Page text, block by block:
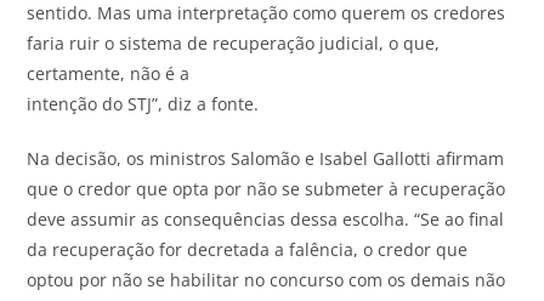
sentido. Mas uma interpretação como querem os credores
faria ruir o sistema de recuperação judicial, o que,
certamente, não é a
intenção do STJ”, diz a fonte.
Na decisão, os ministros Salomão e Isabel Gallotti afirmam
que o credor que opta por não se submeter à recuperação
deve assumir as consequências dessa escolha. “Se ao final
da recuperação for decretada a falência, o credor que
optou por não se habilitar no concurso com os demais não